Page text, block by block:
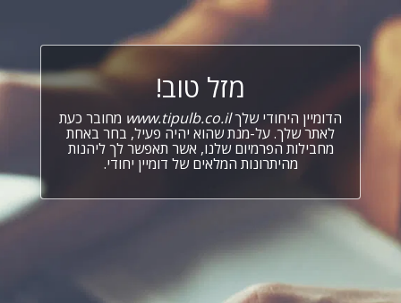
מזל טוב!
הדומיין היחודי שלךwww.tipulb.co.il מחובר כעת
לאתר שלך. על-מנת שהוא יהיה פעיל, בחר באחת
מחבילות הפרמיום שלנו, אשר תאפשר לך ליהנות
מהיתרונות המלאים של דומיין יחודי.